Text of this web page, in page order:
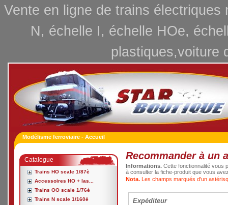
Vente en ligne de trains
N, échelle I, échelle HOe,
plastiques,voiture
Modélisme ferroviaire - Accueil
Catalogue
Trains HO scale 1/87è
Accessoires HO + las...
Trains OO scale 1/76è
Trains N scale 1/160è
Recommander à un
Informations. Cette fonctionnalité vous
à consulter la fiche-produit que vous
Nota. Les champs marqués d'un
Expéditeur